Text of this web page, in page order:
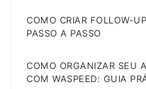
COMO CRIAR FOLLOW-
PASSO A PASSO
COMO ORGANIZAR SEU
COM WASPEED: GUIA